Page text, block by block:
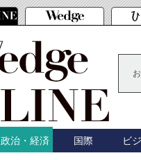
政治・経済 国際 ビ